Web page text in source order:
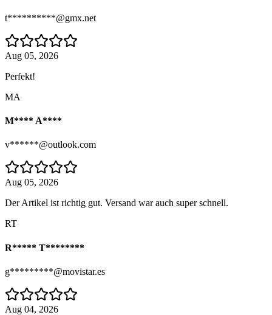
t**********@gmx.net
Aug 05, 2026
Perfekt!
MA
M**** A****
v******@outlook.com
Aug 05, 2026
Der Artikel ist richtig gut. Versand war auch super schnell.
RT
R***** T********
g*********@movistar.es
Aug 04, 2026